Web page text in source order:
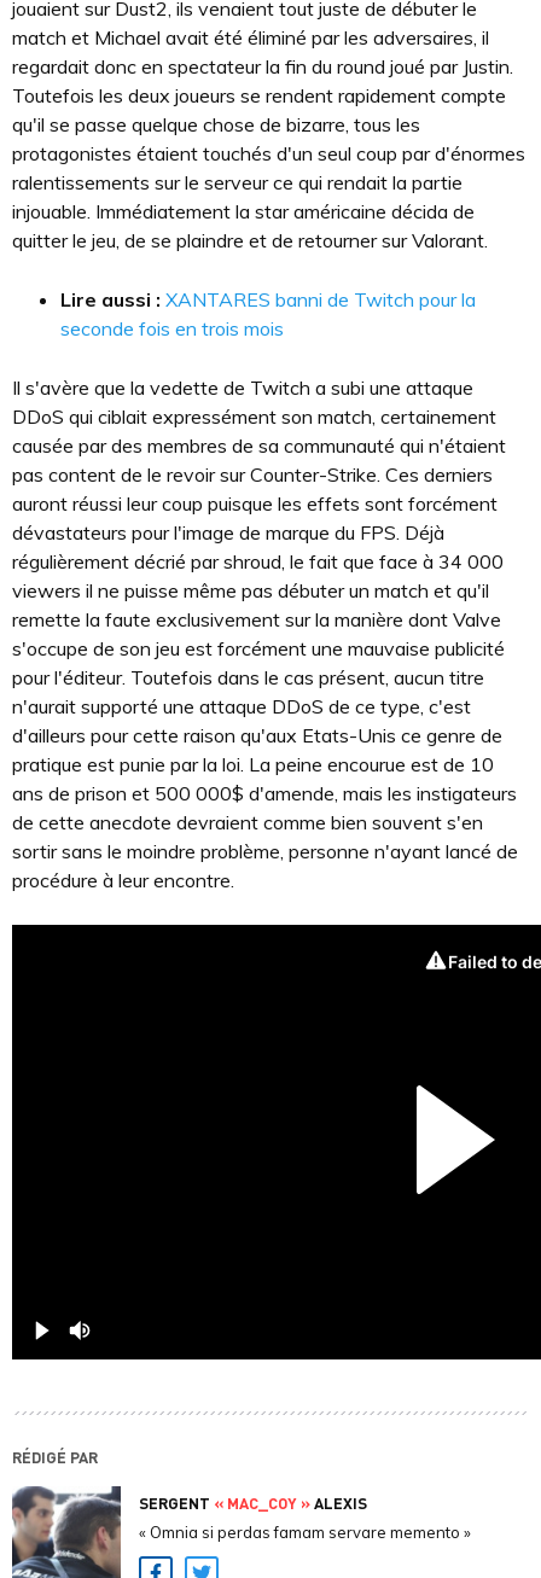
jouaient sur Dust2, ils venaient tout juste de débuter le
match et Michael avait été éliminé par les adversaires, il
regardait donc en spectateur la fin du round joué par Justin.
Toutefois les deux joueurs se rendent rapidement compte
qu'il se passe quelque chose de bizarre, tous les
protagonistes étaient touchés d'un seul coup par d'énormes
ralentissements sur le serveur ce qui rendait la partie
injouable. Immédiatement la star américaine décida de
quitter le jeu, de se plaindre et de retourner sur Valorant.
Lire aussi : XANTARES banni de Twitch pour la
seconde fois en trois mois
Il s'avère que la vedette de Twitch a subi une attaque
DDoS qui ciblait expressément son match, certainement
causée par des membres de sa communauté qui n'étaient
pas content de le revoir sur Counter-Strike. Ces derniers
auront réussi leur coup puisque les effets sont forcément
dévastateurs pour l'image de marque du FPS. Déjà
régulièrement décrié par shroud, le fait que face à 34 000
viewers il ne puisse même pas débuter un match et qu'il
remette la faute exclusivement sur la manière dont Valve
s'occupe de son jeu est forcément une mauvaise publicité
pour l'éditeur. Toutefois dans le cas présent, aucun titre
n'aurait supporté une attaque DDoS de ce type, c'est
d'ailleurs pour cette raison qu'aux Etats-Unis ce genre de
pratique est punie par la loi. La peine encourue est de 10
ans de prison et 500 000$ d'amende, mais les instigateurs
de cette anecdote devraient comme bien souvent s'en
sortir sans le moindre problème, personne n'ayant lancé de
procédure à leur encontre.
RÉDIGÉ PAR
SERGENT « MAC_COY »ALEXIS
« Omnia si perdas famam servare memento »